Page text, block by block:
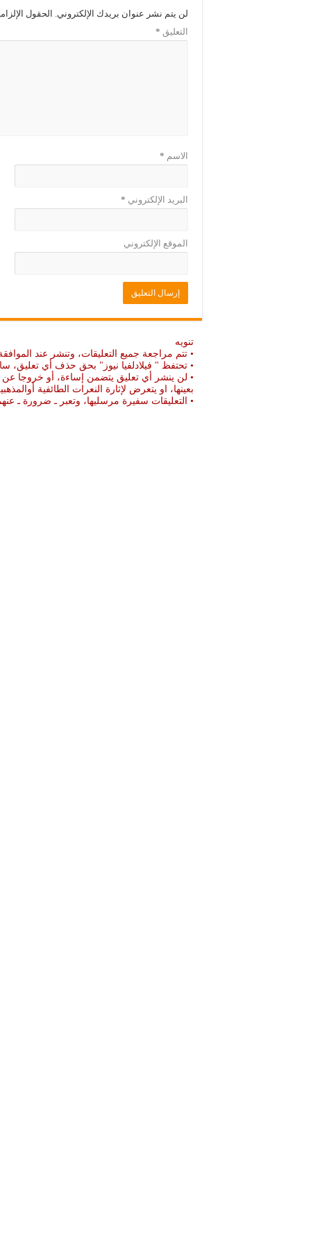
ا
ف
ذ
ة
ي
ن
ذ
لن يتم نشر عنوان بريدك الإلكتروني. الحقول
التعليق *
الاسم *
البريد الإلكتروني *
الموقع الإلكتروني
تنويه
• تتم مراجعة جميع التعليقات، وتنشر عند
• تحتفظ " فيلادلفيا نيوز" بحق حذف أي تعليق،
• لن ينشر أي تعليق يتضمن إساءة، أو خروجا عن
بعينها، او يتعرض لإثارة النعرات الطائفية
• التعليقات سفيرة مرسليها، وتعبر ـ ضرورة